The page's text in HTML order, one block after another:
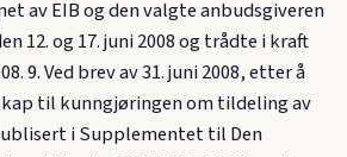
av EIB og den valgte anbudsgiveren
12. og 17. juni 2008 og trådte i kraft
9. Ved brev av 31. juni 2008, etter å
til kunngjøringen om tildeling av
i Supplementet til Den